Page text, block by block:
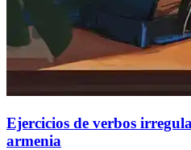
Ejercicios de verbos
armenia